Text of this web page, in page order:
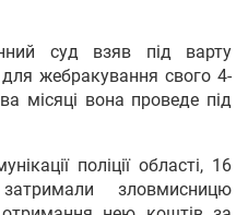
суд взяв під варту
жебракування свого 4-
місяці вона проведе під
поліції області, 16
зловмисницю